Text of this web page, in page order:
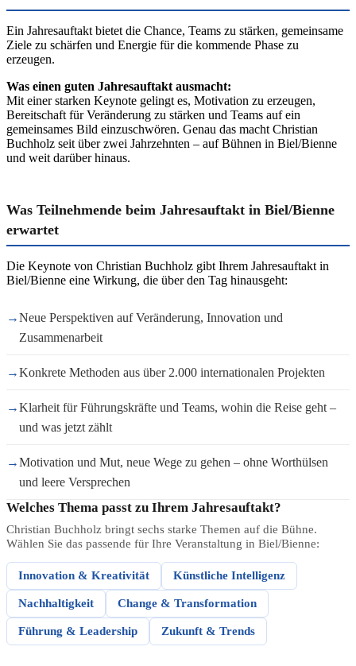
Ein Jahresauftakt bietet die Chance, Teams zu stärken, gemeinsame
Ziele zu schärfen und Energie für die kommende Phase zu
erzeugen.
Was einen guten Jahresauftakt ausmacht:
Mit einer starken Keynote gelingt es, Motivation zu erzeugen,
Bereitschaft für Veränderung zu stärken und Teams auf ein
gemeinsames Bild einzuschwören. Genau das macht Christian
Buchholz seit über zwei Jahrzehnten – auf Bühnen in Biel/Bienne
und weit darüber hinaus.
Was Teilnehmende beim Jahresauftakt in Biel/Bienne
erwartet
Die Keynote von Christian Buchholz gibt Ihrem Jahresauftakt in
Biel/Bienne eine Wirkung, die über den Tag hinausgeht:
→Neue Perspektiven auf Veränderung, Innovation und
Zusammenarbeit
→Konkrete Methoden aus über 2.000 internationalen Projekten
→Klarheit für Führungskräfte und Teams, wohin die Reise geht –
und was jetzt zählt
→Motivation und Mut, neue Wege zu gehen – ohne Worthülsen
und leere Versprechen
Welches Thema passt zu Ihrem Jahresauftakt?
Christian Buchholz bringt sechs starke Themen auf die Bühne.
Wählen Sie das passende für Ihre Veranstaltung in Biel/Bienne:
Innovation & Kreativität Künstliche Intelligenz
Nachhaltigkeit Change & Transformation
Führung & Leadership Zukunft & Trends